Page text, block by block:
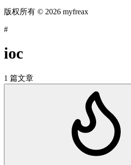
版权所有 © 2026 myfreax
#
ioc
1 篇文章